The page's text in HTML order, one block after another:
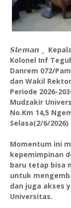
𝙎𝙡𝙚𝙢𝙖𝙣 _
Kolonel Inf
Danrem 072/
dan Wakil
Periode 2026-
Mudzakir
No.Km 14,5
Selasa(2/6/2026)
Momentum ini
kepemimpinan
baru tetap bisa
untuk
dan juga akses
Universitas.